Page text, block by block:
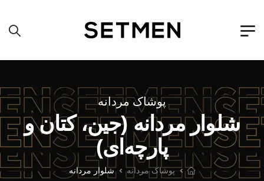
پوشاک مردانه
شلوار مردانه (جین، کتان و
پارچه‌ای)
پوشاک مردانه شلوار مردانه